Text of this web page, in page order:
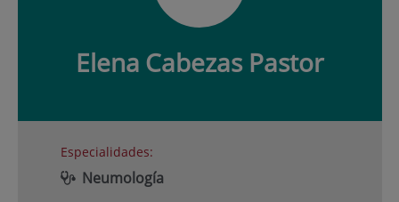
Elena Cabezas Pastor
Especialidades:
Neumología